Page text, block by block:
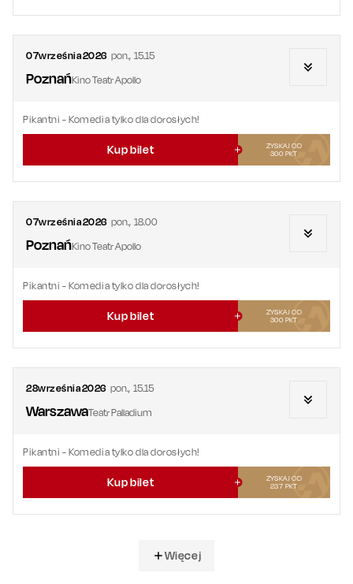
07września2026 pon., 15.15
PoznańKino Teatr Apollo
Pikantni - Komedia tylko dla dorosłych!
Kup bilet
ZYSKAJ OD
300 PKT
07września2026 pon., 18.00
PoznańKino Teatr Apollo
Pikantni - Komedia tylko dla dorosłych!
Kup bilet
ZYSKAJ OD
300 PKT
28września2026 pon., 15.15
WarszawaTeatr Palladium
Pikantni - Komedia tylko dla dorosłych!
Kup bilet
ZYSKAJ OD
237 PKT
Więcej